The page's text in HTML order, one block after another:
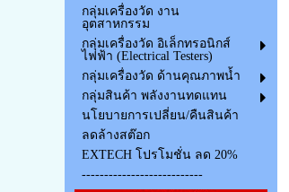
กลุ่มเครื่องวัด งาน
อุตสาหกรรม
กลุ่มเครื่องวัด อิเล็กทรอนิกส์
ไฟฟ้า (Electrical Testers)
กลุ่มเครื่องวัด ด้านคุณภาพน้ำ
กลุ่มสินค้า พลังงานทดแทน
นโยบายการเปลี่ยน/คืนสินค้า
ลดล้างสต๊อก
EXTECH โปรโมชั่น ลด 20%
---------------------------